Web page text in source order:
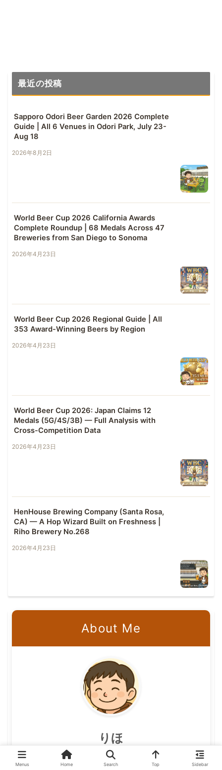
最近の投稿
Sapporo Odori Beer Garden 2026 Complete
Guide | All 6 Venues in Odori Park, July 23-
Aug 18
2026年8月2日
World Beer Cup 2026 California Awards
Complete Roundup | 68 Medals Across 47
Breweries from San Diego to Sonoma
2026年4月23日
World Beer Cup 2026 Regional Guide | All
353 Award-Winning Beers by Region
2026年4月23日
World Beer Cup 2026: Japan Claims 12
Medals (5G/4S/3B) — Full Analysis with
Cross-Competition Data
2026年4月23日
HenHouse Brewing Company (Santa Rosa,
CA) — A Hop Wizard Built on Freshness |
Riho Brewery No.268
2026年4月23日
About Me
りほ
IT系エンジニアの視点でクラフトビールの魅力を発信
中。日本のビアジャッジ資格保持者として2024年JGBA
Menus Home Search Top Sidebar